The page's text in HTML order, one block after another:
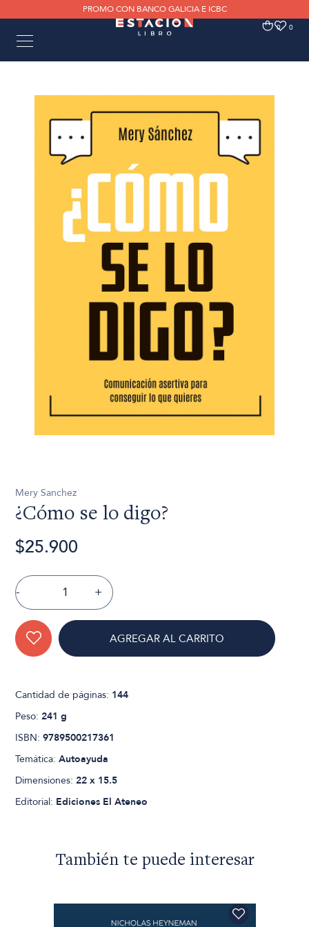
PROMO CON BANCO GALICIA E ICBC
0 0
Mery Sanchez
¿Cómo se lo digo?
$25.900
- +
AGREGAR AL CARRITO
Cantidad de páginas: 144
Peso:241 g
ISBN:9789500217361
Temática:Autoayuda
Dimensiones:22 x 15.5
Editorial: Ediciones El Ateneo
También te puede interesar